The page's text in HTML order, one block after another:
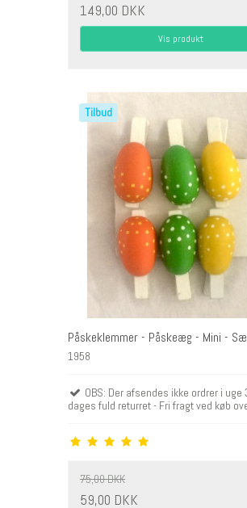
149,00 DKK
Vis produkt
Tilbud
Påskeklemmer - Påskeæg - Mini -
1958
OBS: Der afsendes ikke ordrer i uge
dages fuld returret - Fri fragt ved køb
75,00 DKK
59,00 DKK